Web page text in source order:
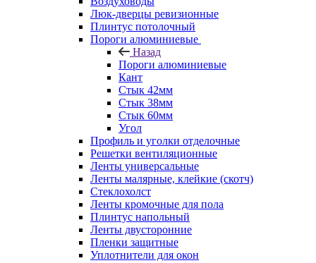
Люк-дверцы ревизионные
Плинтус потолочный
Пороги алюминиевые
Назад
Пороги алюминиевые
Кант
Стык 42мм
Стык 38мм
Стык 60мм
Угол
Профиль и уголки отделочные
Решетки вентиляционные
Ленты универсальные
Ленты малярные, клейкие (скотч)
Стеклохолст
Ленты кромочные для пола
Плинтус напольный
Ленты двусторонние
Пленки защитные
Уплотнители для окон